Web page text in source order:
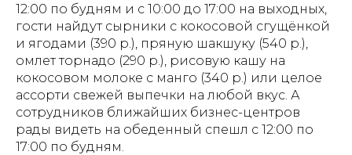
12:00 по будням и с 10:00 до 17:00 на выходных,
гости найдут сырники с кокосовой сгущёнкой
и ягодами (390 р.), пряную шакшуку (540 р.),
омлет торнадо (290 р.), рисовую кашу на
кокосовом молоке с манго (340 р.) или целое
ассорти свежей выпечки на любой вкус. А
сотрудников ближайших бизнес-центров
рады видеть на обеденный спешл с 12:00 по
17:00 по будням.